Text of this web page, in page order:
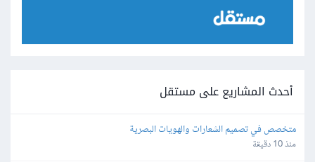
أحدث المشاريع على مستقل
متخصص في تصميم الشعارات والهويات البصرية
منذ 10 دقيقة